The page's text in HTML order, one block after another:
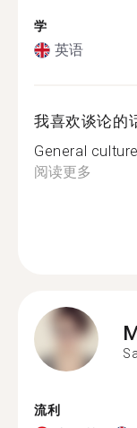
学
英语
我喜欢谈论的
General
阅读更多
流利